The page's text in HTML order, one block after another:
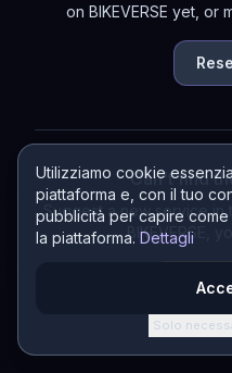
Utilizziamo cookie
piattaforma e, con il tuo
pubblicità per capire
la piattaforma. Dettagli
Solo
on BIKEVERSE yet, or
Can't find
Suggest a new service in
BIKEVERSE,